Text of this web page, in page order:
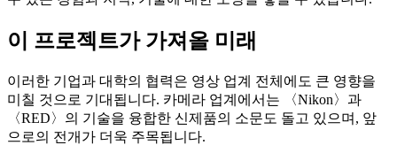
이 프로젝트가 가져올 미래
이러한 기업과 대학의 협력은 영상 업계 전체에도 큰 영향을
미칠 것으로 기대됩니다. 카메라 업계에서는 〈Nikon〉과
〈RED〉의 기술을 융합한 신제품의 소문도 돌고 있으며, 앞
으로의 전개가 더욱 주목됩니다.